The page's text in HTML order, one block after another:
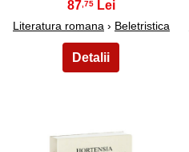
87,75
Literatura romana › Beletristica